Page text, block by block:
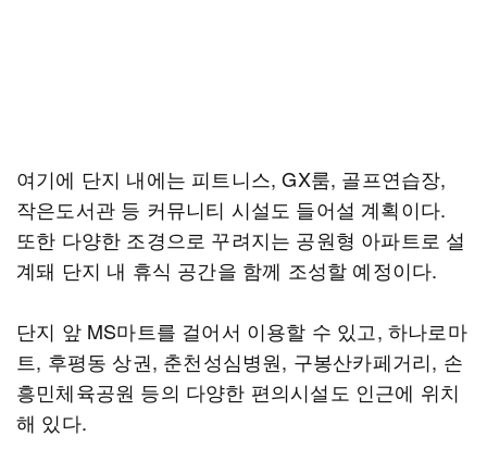
여기에 단지 내에는 피트니스, GX룸, 골프연습장,
작은도서관 등 커뮤니티 시설도 들어설 계획이다.
또한 다양한 조경으로 꾸려지는 공원형 아파트로 설
계돼 단지 내 휴식 공간을 함께 조성할 예정이다.
단지 앞 MS마트를 걸어서 이용할 수 있고, 하나로마
트, 후평동 상권, 춘천성심병원, 구봉산카페거리, 손
흥민체육공원 등의 다양한 편의시설도 인근에 위치
해 있다.